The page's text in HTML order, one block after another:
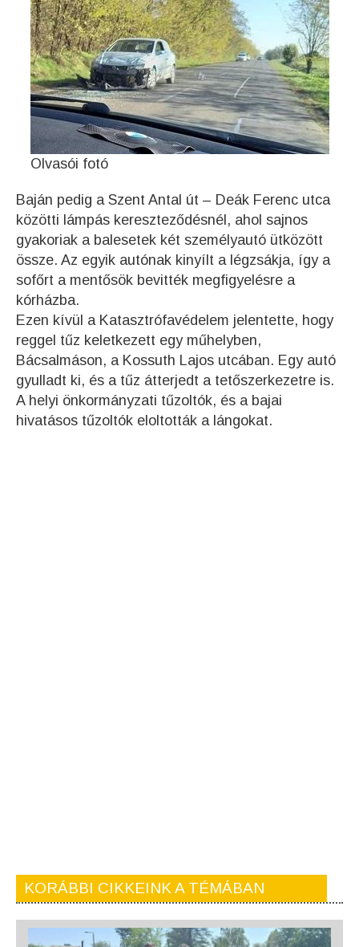
Olvasói fotó
Baján pedig a Szent Antal út – Deák Ferenc utca
közötti lámpás kereszteződésnél, ahol sajnos
gyakoriak a balesetek két személyautó ütközött
össze. Az egyik autónak kinyílt a légzsákja, így a
sofőrt a mentősök bevitték megfigyelésre a
kórházba.
Ezen kívül a Katasztrófavédelem jelentette, hogy
reggel tűz keletkezett egy műhelyben,
Bácsalmáson, a Kossuth Lajos utcában. Egy autó
gyulladt ki, és a tűz átterjedt a tetőszerkezetre is.
A helyi önkormányzati tűzoltók, és a bajai
hivatásos tűzoltók eloltották a lángokat.
KORÁBBI CIKKEINK A TÉMÁBAN